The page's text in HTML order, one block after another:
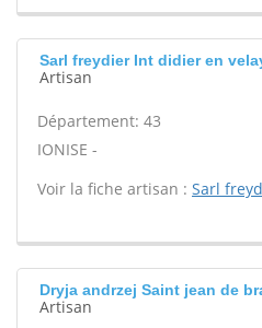
Sarl freydier Int didier en
Artisan
Département: 43
IONISE -
Voir la fiche artisan : Sarl
Dryja andrzej Saint jean de
Artisan